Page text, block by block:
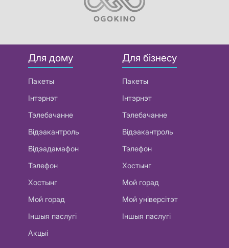
Для дому
Пакеты
Інтэрнэт
Тэлебачанне
Відэакантроль
Відэадамафон
Тэлефон
Хостынг
Мой горад
Іншыя паслугі
Акцыі
Для бізнесу
Пакеты
Інтэрнэт
Тэлебачанне
Відэакантроль
Тэлефон
Хостынг
Мой горад
Мой універсітэт
Іншыя паслугі